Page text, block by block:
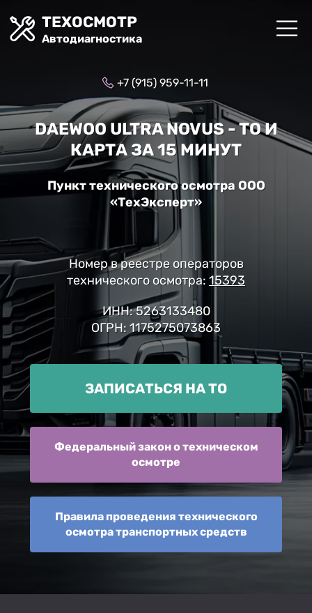
ТЕХОСМОТР
Автодиагностика
+7 (915) 959-11-11
DAEWOO ULTRA NOVUS - ТО И
КАРТА ЗА 15 МИНУТ
Пункт технического осмотра ООО
«ТехЭксперт»
Номер в реестре операторов
технического осмотра: 15393
ИНН: 5263133480
ОГРН: 1175275073863
ЗАПИСАТЬСЯ НА ТО
Федеральный закон о техническом
осмотре
Правила проведения технического
осмотра транспортных средств